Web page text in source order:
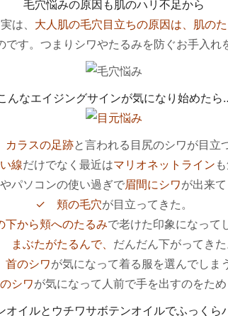
毛穴悩みの原因も肌のハリ不足から
は、 大人肌の毛穴目立ちの原因は、肌のた
す。つまりシワやたるみを防ぐお手入れ
んなエイジングサインが気になり始めたら
カラスの足跡と言われる目尻のシワが目立
線だけでなく最近はマリオネットライン
パソコンの使い過ぎで眉間にシワが出来て
✓
頬の毛穴が目立ってきた。
下から頬へのたるみで老けた印象になって
まぶたがたるんで、 だんだん下がってきた
首のシワが気になって着る服を選んでしま
シワが気になって人前で手を出すのをため
オイルとウチワサボテンオイルでふっくら